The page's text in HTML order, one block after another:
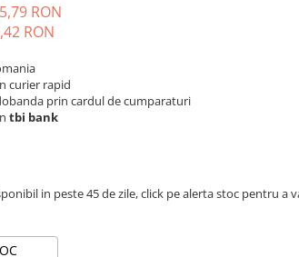
RON
RON
curier rapid
prin cardul de cumparaturi
tbi bank
in peste 45 de zile, click pe alerta stoc pentru a